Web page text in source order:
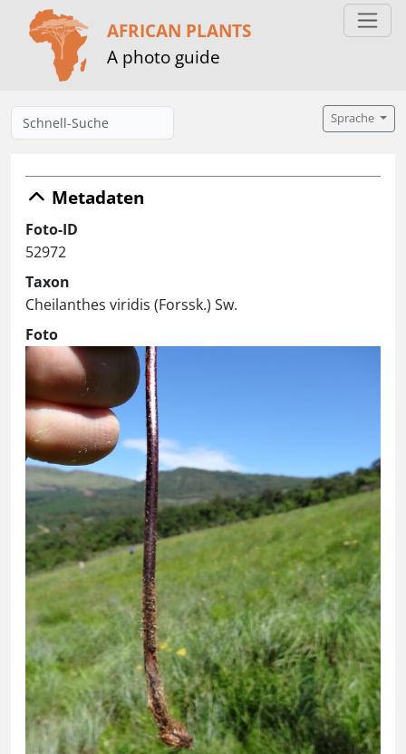
AFRICAN PLANTS
A photo guide
Sprache
Metadaten
Foto-ID
52972
Taxon
Cheilanthes viridis (Forssk.) Sw.
Foto